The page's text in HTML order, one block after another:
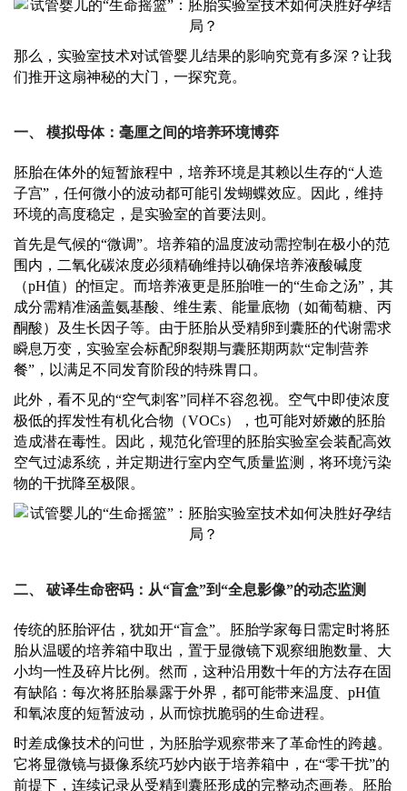
那么，实验室技术对试管婴儿结果的影响究竟有多深？让我
们推开这扇神秘的大门，一探究竟。
一、 模拟母体：毫厘之间的培养环境博弈
胚胎在体外的短暂旅程中，培养环境是其赖以生存的“人造
子宫”，任何微小的波动都可能引发蝴蝶效应。因此，维持
环境的高度稳定，是实验室的首要法则。
首先是气候的“微调”。培养箱的温度波动需控制在极小的范
围内，二氧化碳浓度必须精确维持以确保培养液酸碱度
（pH值）的恒定。而培养液更是胚胎唯一的“生命之汤”，其
成分需精准涵盖氨基酸、维生素、能量底物（如葡萄糖、丙
酮酸）及生长因子等。由于胚胎从受精卵到囊胚的代谢需求
瞬息万变，实验室会标配卵裂期与囊胚期两款“定制营养
餐”，以满足不同发育阶段的特殊胃口。
此外，看不见的“空气刺客”同样不容忽视。空气中即使浓度
极低的挥发性有机化合物（VOCs），也可能对娇嫩的胚胎
造成潜在毒性。因此，规范化管理的胚胎实验室会装配高效
空气过滤系统，并定期进行室内空气质量监测，将环境污染
物的干扰降至极限。
二、 破译生命密码：从“盲盒”到“全息影像”的动态监测
传统的胚胎评估，犹如开“盲盒”。胚胎学家每日需定时将胚
胎从温暖的培养箱中取出，置于显微镜下观察细胞数量、大
小均一性及碎片比例。然而，这种沿用数十年的方法存在固
有缺陷：每次将胚胎暴露于外界，都可能带来温度、pH值
和氧浓度的短暂波动，从而惊扰脆弱的生命进程。
时差成像技术的问世，为胚胎学观察带来了革命性的跨越。
它将显微镜与摄像系统巧妙内嵌于培养箱中，在“零干扰”的
前提下，连续记录从受精到囊胚形成的完整动态画卷。胚胎